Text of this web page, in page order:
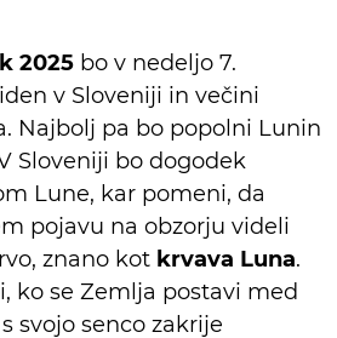
2025 bo v nedeljo 7.
v Sloveniji in večini
Najbolj pa bo popolni Lunin
Sloveniji bo dogodek
Lune, kar pomeni, da
pojavu na obzorju videli
znano kot krvava Luna.
ko se Zemlja postavi med
svojo senco zakrije